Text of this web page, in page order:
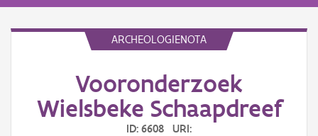
ARCHEOLOGIENOTA
Vooronderzoek
Wielsbeke Schaapdreef
ID: 6608 URI: